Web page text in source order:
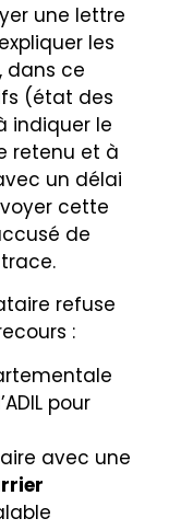
une lettre
les
dans ce
(état des
indiquer le
retenu et à
un délai
cette
de
refuse
:
pour
avec une